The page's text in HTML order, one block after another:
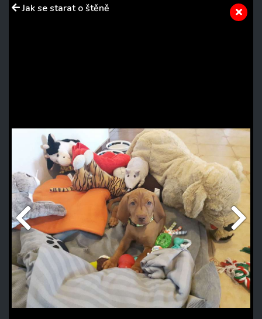
Jak se starat o štěně